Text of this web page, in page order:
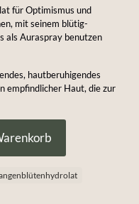
für Optimismus und
mit seinem blütig-
als Auraspray benutzen
hautberuhigendes
empfindlicher Haut, die zur